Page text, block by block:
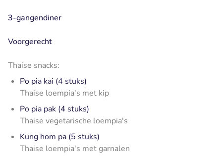
3-gangendiner
Voorgerecht
Thaise snacks:
Po pia kai (4 stuks)
Thaise loempia's met kip
Po pia pak (4 stuks)
Thaise vegetarische loempia's
Kung hom pa (5 stuks)
Thaise loempia's met garnalen